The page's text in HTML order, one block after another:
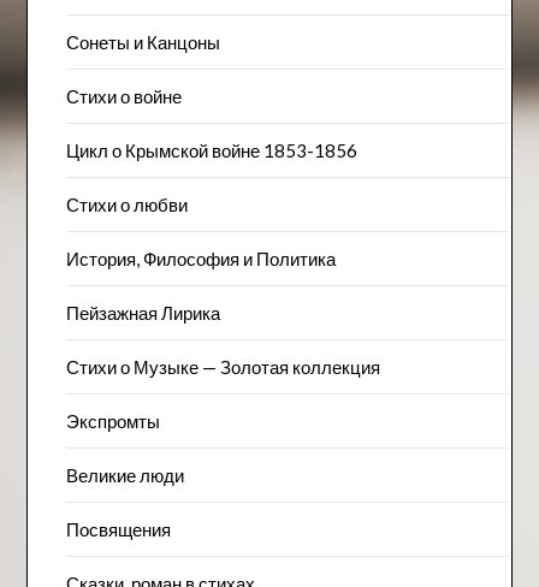
Сонеты и Канцоны
Стихи о войне
Цикл о Крымской войне 1853-1856
Стихи о любви
История, Философия и Политика
Пейзажна​я Лирика
Стихи о Музыке — Золотая коллекция
Экспромты
Великие люди
Посвящения